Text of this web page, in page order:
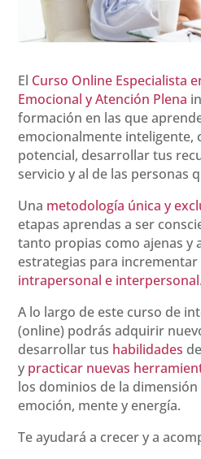
El Curso Online Especialista
Emocional y Atención Plena
formación en las que
emocionalmente inteligente,
potencial, desarrollar tus
servicio y al de las personas
Una metodología única y
etapas aprendas a ser
tanto propias como ajenas y
estrategias para incrementar
intrapersonal e interpersonal.
A lo largo de este curso de
(online) podrás adquirir
desarrollar tus habilidades
y practicar nuevas
los dominios de la
emoción, mente y energía.
Te ayudará a crecer y a